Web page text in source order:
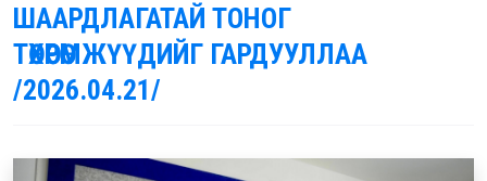
ШААРДЛАГАТАЙ ТОНОГ
ТӨХӨӨРӨМЖҮҮДИЙГ ГАРДУУЛЛАА
/2026.04.21/